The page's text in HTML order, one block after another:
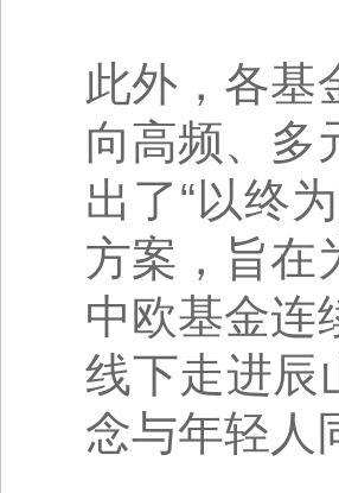
此外，各基
向高频、多
出了“以终
方案，旨在
中欧基金连
线下走进辰
念与年轻人